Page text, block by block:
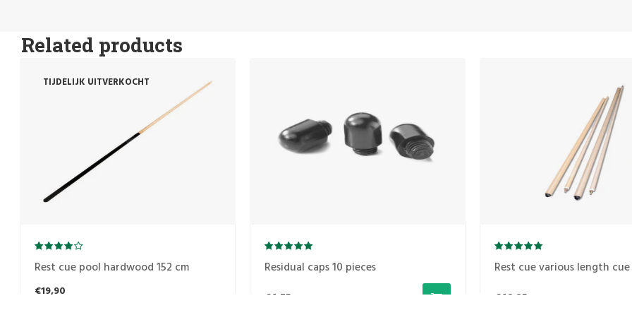
Related products
TIJDELIJK UITVERKOCHT
Rest cue pool hardwood 152 cm
€19,90
Residual caps 10 pieces
€4,75
Rest cue various length
€48,25